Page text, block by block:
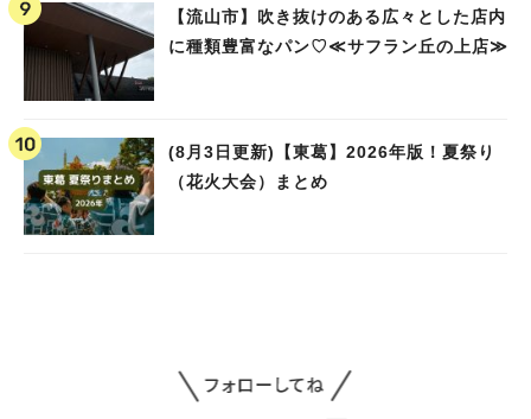
【流山市】吹き抜けのある広々とした店内
に種類豊富なパン♡≪サフラン丘の上店≫
(8月3日更新)【東葛】2026年版！夏祭り
（花火大会）まとめ